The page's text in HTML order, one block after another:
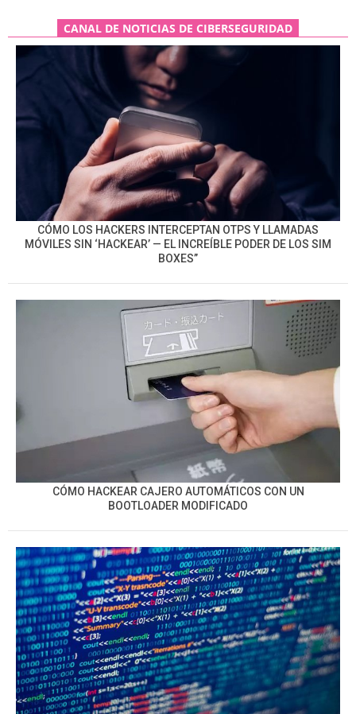
CANAL DE NOTICIAS DE CIBERSEGURIDAD
CÓMO LOS HACKERS INTERCEPTAN OTPS Y LLAMADAS
MÓVILES SIN ‘HACKEAR’ — EL INCREÍBLE PODER DE LOS SIM
BOXES”
CÓMO HACKEAR CAJERO AUTOMÁTICOS CON UN
BOOTLOADER MODIFICADO